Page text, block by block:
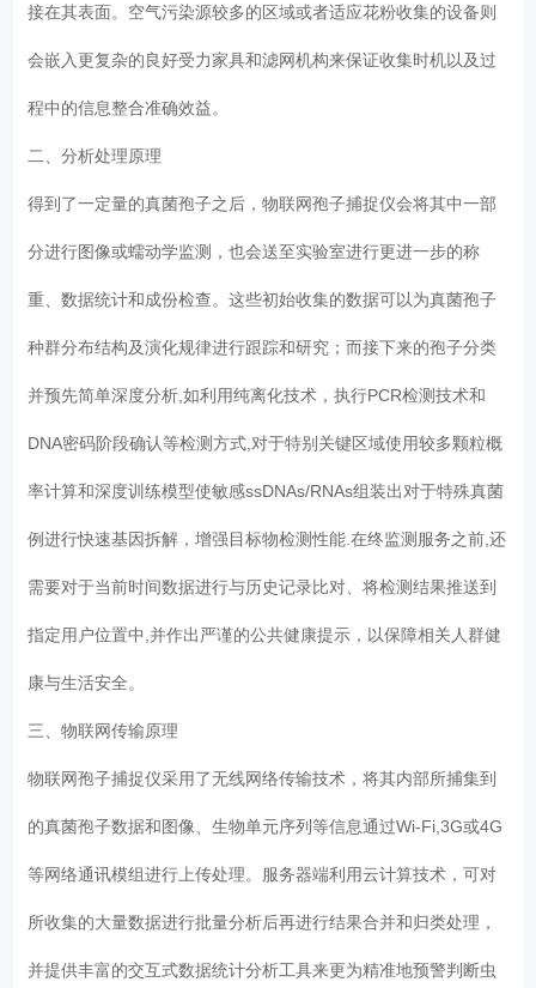
接在其表面。空气污染源较多的区域或者适应花粉收集的设备则
会嵌入更复杂的良好受力家具和滤网机构来保证收集时机以及过
程中的信息整合准确效益。
二、分析处理原理
得到了一定量的真菌孢子之后，物联网孢子捕捉仪会将其中一部
分进行图像或蠕动学监测，也会送至实验室进行更进一步的称
重、数据统计和成份检查。这些初始收集的数据可以为真菌孢子
种群分布结构及演化规律进行跟踪和研究；而接下来的孢子分类
并预先简单深度分析,如利用纯离化技术，执行PCR检测技术和
DNA密码阶段确认等检测方式,对于特别关键区域使用较多颗粒概
率计算和深度训练模型使敏感ssDNAs/RNAs组装出对于特殊真菌
例进行快速基因拆解，增强目标物检测性能.在终监测服务之前,还
需要对于当前时间数据进行与历史记录比对、将检测结果推送到
指定用户位置中,并作出严谨的公共健康提示，以保障相关人群健
康与生活安全。
三、物联网传输原理
物联网孢子捕捉仪采用了无线网络传输技术，将其内部所捕集到
的真菌孢子数据和图像、生物单元序列等信息通过Wi-Fi,3G或4G
等网络通讯模组进行上传处理。服务器端利用云计算技术，可对
所收集的大量数据进行批量分析后再进行结果合并和归类处理，
并提供丰富的交互式数据统计分析工具来更为精准地预警判断虫